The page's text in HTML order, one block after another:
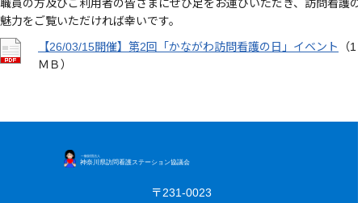
職員の方及びご利用者の皆さまにぜひ足をお運びいただき、訪問看護の
魅力をご覧いただければ幸いです。
【26/03/15開催】第2回「かながわ訪問看護の日」イベント
（1
ＭＢ）
〒231-0023